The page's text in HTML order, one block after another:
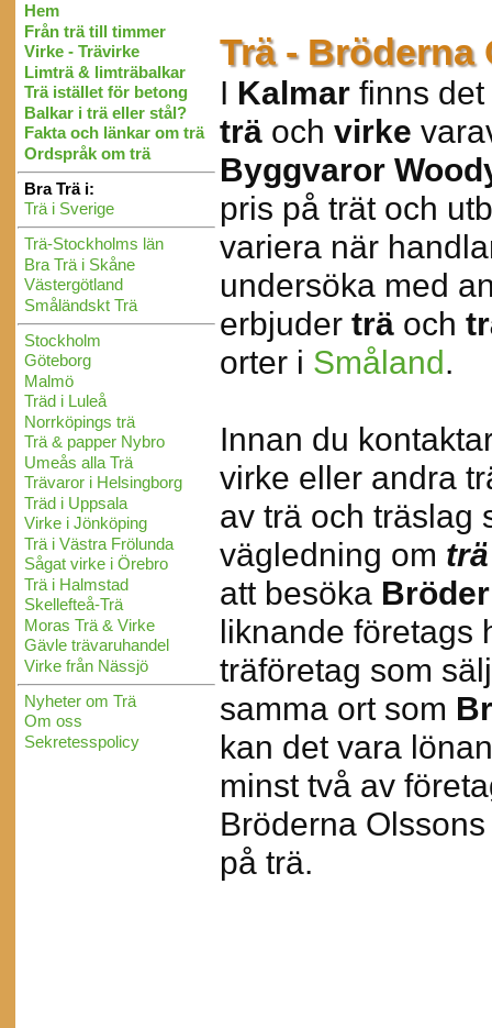
Hem
Från trä till timmer
Virke - Trävirke
Limträ & limträbalkar
Trä istället för betong
Balkar i trä eller stål?
Fakta och länkar om trä
Ordspråk om trä
Bra Trä i:
Trä i Sverige
Trä-Stockholms län
Bra Trä i Skåne
Västergötland
Småländskt Trä
Stockholm
Göteborg
Malmö
Träd i Luleå
Norrköpings trä
Trä & papper Nybro
Umeås alla Trä
Trävaror i Helsingborg
Träd i Uppsala
Virke i Jönköping
Trä i Västra Frölunda
Sågat virke i Örebro
Trä i Halmstad
Skellefteå-Trä
Moras Trä & Virke
Gävle trävaruhandel
Virke från Nässjö
Nyheter om Trä
Om oss
Sekretesspolicy
Trä -
I Kalmar finns
trä och virke
Byggvaror
pris på trät och
variera när
undersöka med
erbjuder trä och
orter i Småland.
Innan du
virke eller andra
av trä och träslag
vägledning om trä
att besöka
liknande företags
träföretag som
samma ort som
kan det vara
minst två av
Bröderna
på trä.